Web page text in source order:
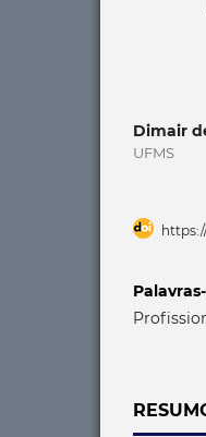
Dimair
UFMS